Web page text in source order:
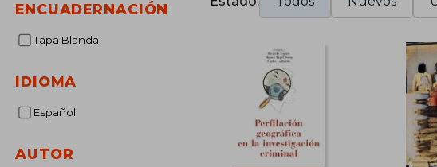
ENCUADERNACIÓN
Tapa Blanda
IDIOMA
Español
AUTOR